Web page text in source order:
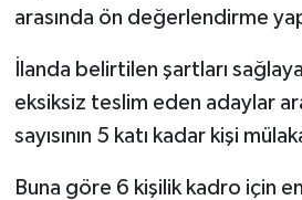
arasında ön değerlendirme
İlanda belirtilen şartları
eksiksiz teslim eden adaylar
sayısının 5 katı kadar kişi
Buna göre 6 kişilik kadro için